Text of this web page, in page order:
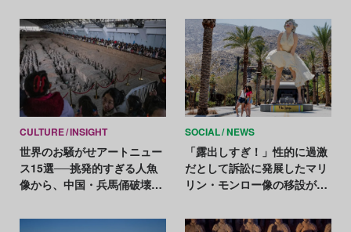
CULTURE INSIGHT
世界のお騒がせアートニュー
ス15選──挑発的すぎる人魚
像から、中国・兵馬俑破壊行
スまとめ】
SOCIAL NEWS
「露出しすぎ！」性的に過激
だとして訴訟に発展したマリ
リン・モンロー像の移設が決